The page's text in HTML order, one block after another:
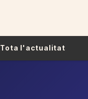
Tota l'actualitat